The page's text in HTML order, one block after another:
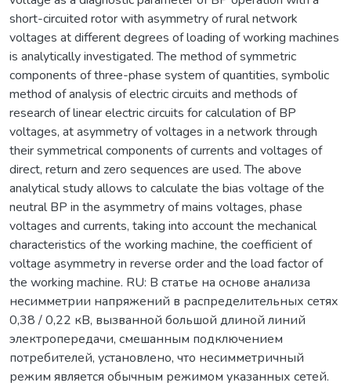
short-circuited rotor with asymmetry of rural network
voltages at different degrees of loading of working machines
is analytically investigated. The method of symmetric
components of three-phase system of quantities, symbolic
method of analysis of electric circuits and methods of
research of linear electric circuits for calculation of BP
voltages, at asymmetry of voltages in a network through
their symmetrical components of currents and voltages of
direct, return and zero sequences are used. The above
analytical study allows to calculate the bias voltage of the
neutral BP in the asymmetry of mains voltages, phase
voltages and currents, taking into account the mechanical
characteristics of the working machine, the coefficient of
voltage asymmetry in reverse order and the load factor of
the working machine. RU: В статье на основе анализа
несимметрии напряжений в распределительных сетях
0,38 / 0,22 кВ, вызванной большой длиной линий
электропередачи, смешанным подключением
потребителей, установлено, что несимметричный
режим является обычным режимом указанных сетей.